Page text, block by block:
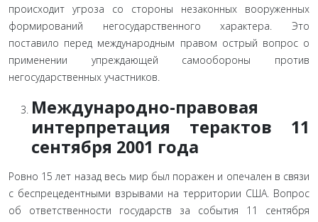
происходит угроза со стороны незаконных вооруженных
формирований негосударственного характера. Это
поставило перед международным правом острый вопрос о
применении упреждающей самообороны против
негосударственных участ­ников.
Международно-правовая
интерпретация терактов 11
сентября 2001 года
Ровно 15 лет назад весь мир был поражен и опечален в связи
с беспрецедентными взрывами на территории США. Вопрос
об ответственности государств за события 11 сентя­бря